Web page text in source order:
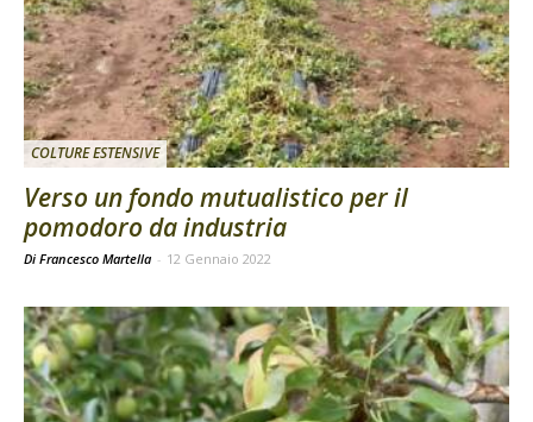
COLTURE ESTENSIVE
Verso un fondo mutualistico per il
pomodoro da industria
Di Francesco Martella - 12 Gennaio 2022